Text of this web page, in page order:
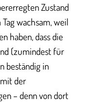
Zustand
wachsam, weil
haben, dass die
(zumindest für
beständig in
der
– denn von dort